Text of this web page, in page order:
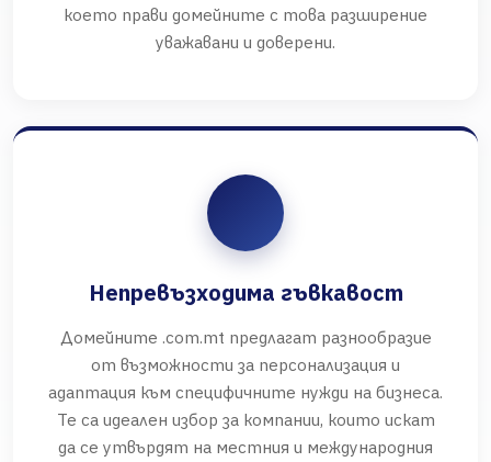
което прави домейните с това разширение
уважавани и доверени.
Непревъзходима гъвкавост
Домейните .com.mt предлагат разнообразие
от възможности за персонализация и
адаптация към специфичните нужди на бизнеса.
Те са идеален избор за компании, които искат
да се утвърдят на местния и международния